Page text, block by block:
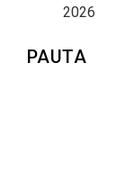
2026
PAUTA